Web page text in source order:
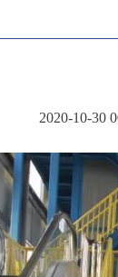
2020-10-